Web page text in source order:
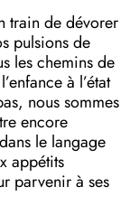
train de dévorer
pulsions de
les chemins de
à l’état
nous sommes
encore
le langage
appétits
parvenir à ses